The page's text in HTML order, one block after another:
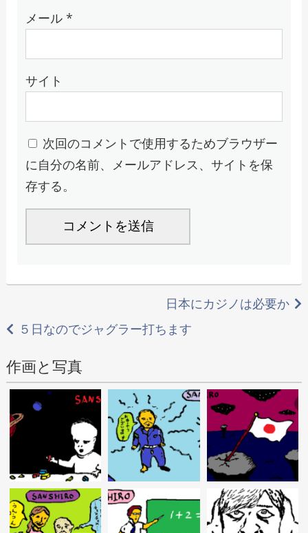
メール *
サイト
次回のコメントで使用するためブラウザー
に自分の名前、メールアドレス、サイトを保
存する。
稿
ナ
ビ
ゲ
ー
シ
ョ
ン
日本にカジノは必要か
５日なのでジャグラー打ちます
作画と写真